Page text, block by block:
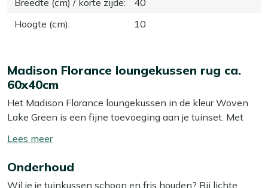
Hoogte (cm): 10
Madison Florance loungekussen rug ca.
60x40cm
Het Madison Florance loungekussen in de kleur Woven
Lake Green is een fijne toevoeging aan je tuinset. Met
ideaal om je rug te ondersteunen terwijl je ontspant in je
zitervaring, zodat je urenlang kunt genieten van je tuin.
Toon/verberg
meer
Onderhoud
Wil je je tuinkussen schoon en fris houden? Bij lichte